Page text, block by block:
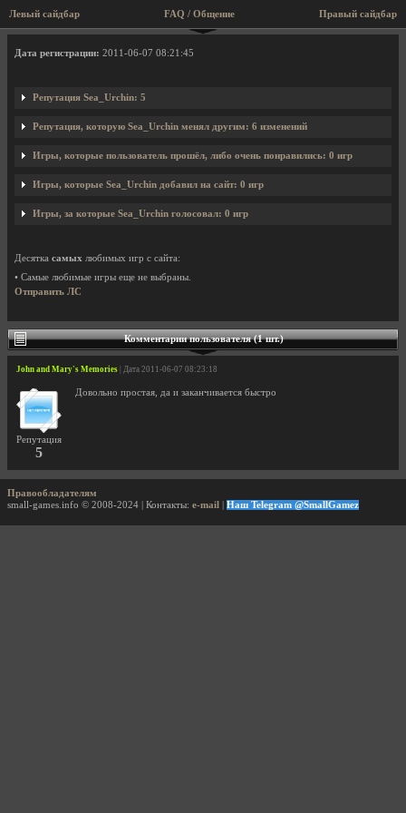
Левый сайдбар Правый сайдбар
FAQ / Общение
Профиль пользователя Sea_Urchin
Дата регистрации: 2011-06-07 08:21:45
Репутация Sea_Urchin: 5
Репутация, которую Sea_Urchin менял другим: 6 изменений
Игры, которые пользователь прошёл, либо очень понравились: 0 игр
Игры, которые Sea_Urchin добавил на сайт: 0 игр
Игры, за которые Sea_Urchin голосовал: 0 игр
Десятка самых любимых игр с сайта:
• Самые любимые игры еще не выбраны.
Отправить ЛС
Комментарии пользователя (1 шт.)
John and Mary's Memories | Дата 2011-06-07 08:23:18
Репутация
5
Довольно простая, да и заканчивается быстро
Правообладателям
small-games.info © 2008-2024 | Контакты: e-mail Наш Telegram @SmallGamez